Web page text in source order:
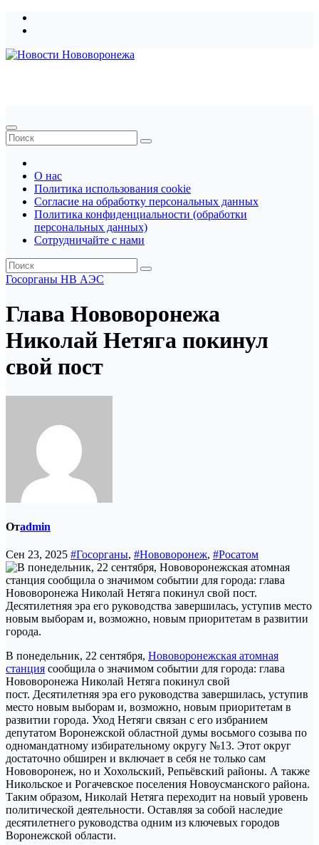
Перейти
О нас
Политика использования cookie
Согласие на обработку персональных данных
Политика конфиденциальности (обработки
персональных данных)
Сотрудничайте с нами
Госорганы НВ АЭС
Глава Нововоронежа
Николай Нетяга покинул
свой пост
Отadmin
Сен 23, 2025 #Госорганы, #Нововоронеж, #Росатом
В понедельник, 22 сентября, Нововоронежская атомная
станция сообщила о значимом событии для города: глава
Нововоронежа Николай Нетяга покинул свой
пост. Десятилетняя эра его руководства завершилась, уступив
место новым выборам и, возможно, новым приоритетам в
развитии города. Уход Нетяги связан с его избранием
депутатом Воронежской областной думы восьмого созыва по
одномандатному избирательному округу №13. Этот округ
достаточно обширен и включает в себя не только сам
Нововоронеж, но и Хохольский, Репьёвский районы. А также
Никольское и Рогачевское поселения Новоусманского района.
Таким образом, Николай Нетяга переходит на новый уровень
политической деятельности. Оставляя за собой наследие
десятилетнего руководства одним из ключевых городов
Воронежской области.